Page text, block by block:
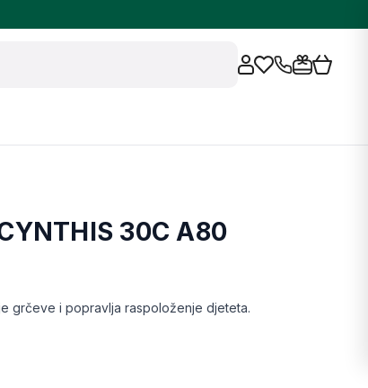
30C A80
grčeve i popravlja raspoloženje djeteta.